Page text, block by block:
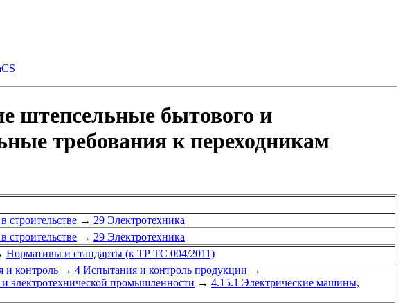
штепсельные бытового и
требования к переходникам
строительстве → 29 Электротехника
строительстве → 29 Электротехника
Нормативы и стандарты (к ТР ТС 004/2011)
и контроль → 4 Испытания и контроль продукции →
электротехнической промышленности → 4.15.1 Электрические машины,